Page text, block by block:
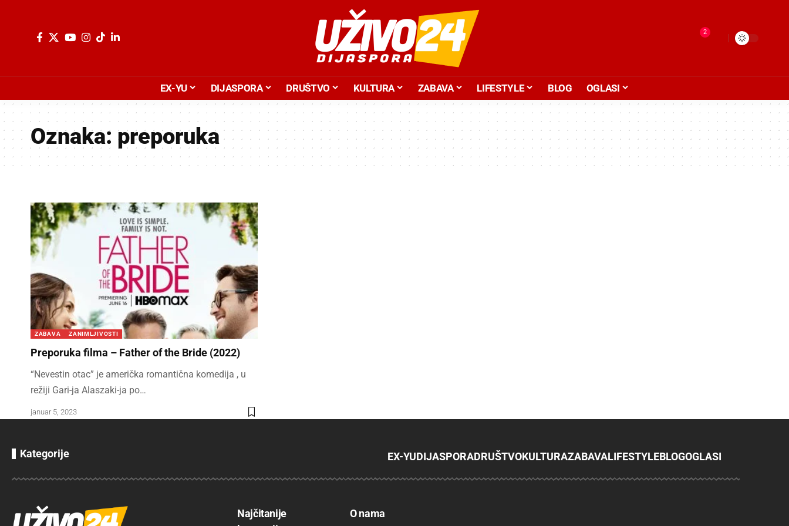
2
EX-YU DIJASPORA DRUŠTVO KULTURA ZABAVA LIFESTYLE BLOG OGLASI
Oznaka: preporuka
ZABAVA ZANIMLJIVOSTI
Preporuka filma – Father of the Bride (2022)
“Nevestin otac” je američka romantična komedija , u
režiji Gari-ja Alaszaki-ja po…
januar 5, 2023
Kategorije EX-YUDIJASPORADRUŠTVOKULTURAZABAVALIFESTYLEBLOGOGLASI
Najčitanije
O nama